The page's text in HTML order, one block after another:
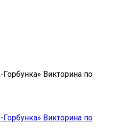
Викторина по
Викторина по